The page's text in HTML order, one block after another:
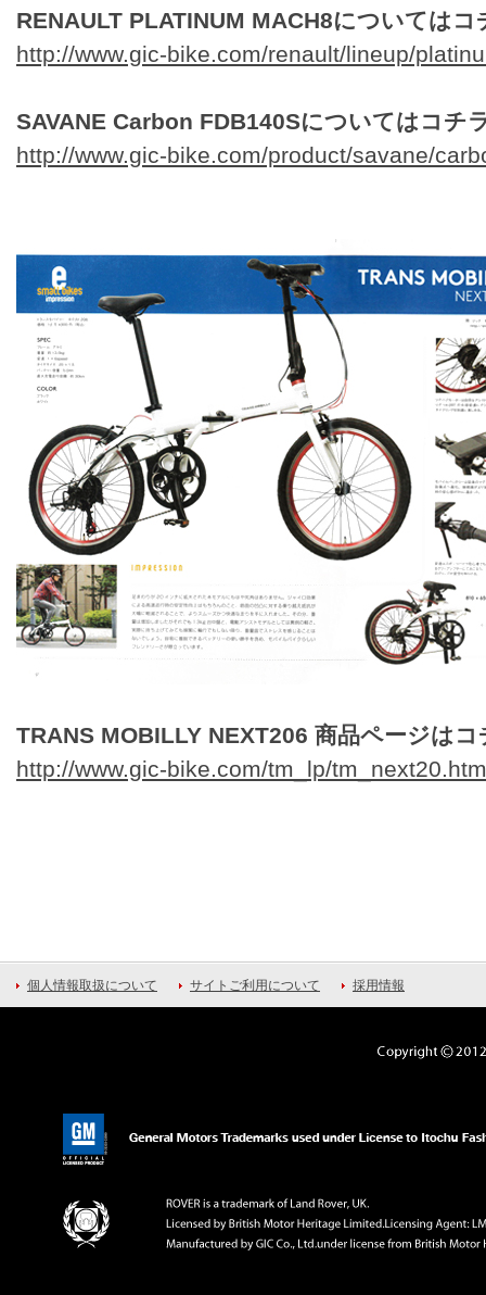
RENAULT PLATINUM MACH8についてはコ
http://www.gic-bike.com/renault/lineup/
SAVANE Carbon FDB140Sについてはコチ
http://www.gic-bike.com/product/savane/
TRANS MOBILLY NEXT206 商品ページはコ
http://www.gic-bike.com/tm_lp/
個人情報取扱について サイトご利用について 採用情報